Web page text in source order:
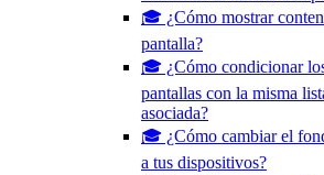
🎓 ¿Cómo mostrar
pantalla?
🎓 ¿Cómo condicionar
pantallas con la misma
asociada?
🎓 ¿Cómo cambiar el
a tus dispositivos?